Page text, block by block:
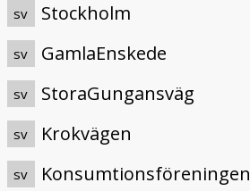
sv
Stockholm
sv GamlaEnskede
sv StoraGungansväg
sv Krokvägen
sv Konsumtionsföreningen